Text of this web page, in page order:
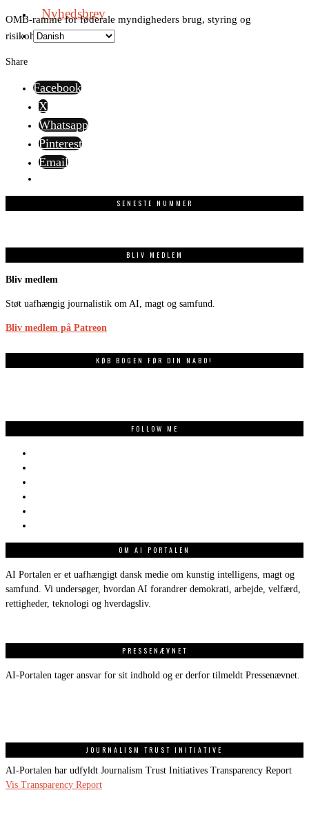
Nyhedsbrev
OMB-ramme for føderale myndigheders brug, styring og
risikohåndtering af AI.
Share
Facebook
X
Whatsapp
Pinterest
Email
SENESTE NUMMER
BLIV MEDLEM
Bliv medlem
Støt uafhængig journalistik om AI, magt og samfund.
Bliv medlem på Patreon
KØB BOGEN FØR DIN NABO!
FOLLOW ME
OM AI PORTALEN
AI Portalen er et uafhængigt dansk medie om kunstig intelligens, magt og
samfund. Vi undersøger, hvordan AI forandrer demokrati, arbejde, velfærd,
rettigheder, teknologi og hverdagsliv.
PRESSENÆVNET
AI-Portalen tager ansvar for sit indhold og er derfor tilmeldt Pressenævnet.
JOURNALISM TRUST INITIATIVE
AI-Portalen har udfyldt Journalism Trust Initiatives Transparency Report
Vis Transparency Report